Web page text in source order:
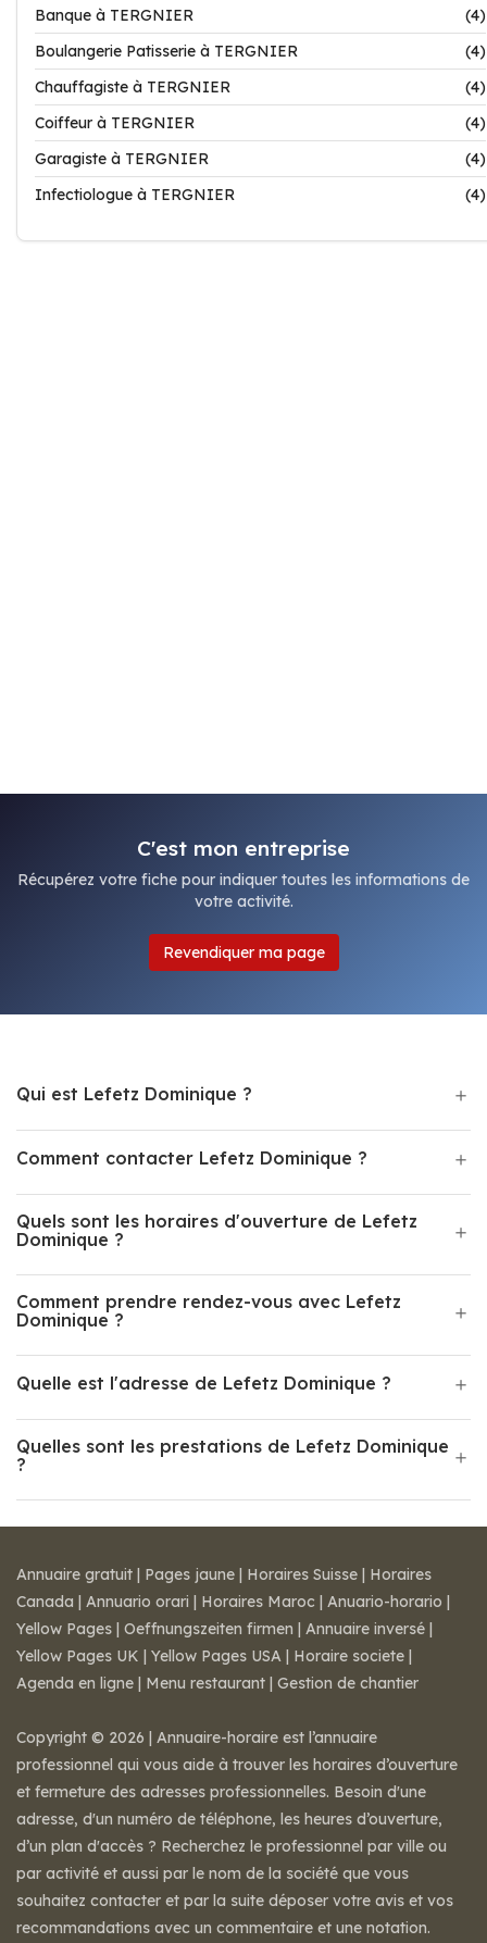
Banque à TERGNIER
(4)
Boulangerie Patisserie à TERGNIER
(4)
Chauffagiste à TERGNIER
(4)
Coiffeur à TERGNIER
(4)
Garagiste à TERGNIER
(4)
Infectiologue à TERGNIER
(4)
C'est mon entreprise
Récupérez votre fiche pour indiquer toutes les informations de
votre activité.
Revendiquer ma page
Qui est Lefetz Dominique ?
Comment contacter Lefetz Dominique ?
Quels sont les horaires d'ouverture de Lefetz
Dominique ?
Comment prendre rendez-vous avec Lefetz
Dominique ?
Quelle est l'adresse de Lefetz Dominique ?
Quelles sont les prestations de Lefetz Dominique
?
Annuaire gratuit | Pages jaune | Horaires Suisse | Horaires
Canada | Annuario orari | Horaires Maroc | Anuario-horario |
Yellow Pages | Oeffnungszeiten firmen | Annuaire inversé |
Yellow Pages UK | Yellow Pages USA | Horaire societe |
Agenda en ligne | Menu restaurant | Gestion de chantier
Copyright © 2026 | Annuaire-horaire est l’annuaire
professionnel qui vous aide à trouver les horaires d’ouverture
et fermeture des adresses professionnelles. Besoin d'une
adresse, d'un numéro de téléphone, les heures d’ouverture,
d’un plan d'accès ? Recherchez le professionnel par ville ou
par activité et aussi par le nom de la société que vous
souhaitez contacter et par la suite déposer votre avis et vos
recommandations avec un commentaire et une notation.